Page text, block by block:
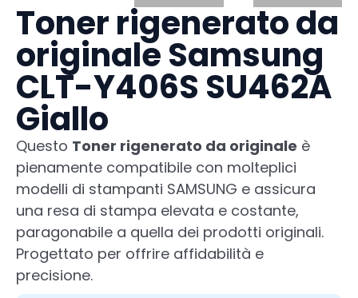
Toner rigenerato da
originale Samsung
CLT-Y406S SU462A
Giallo
Questo Toner rigenerato da originale è
pienamente compatibile con molteplici
modelli di stampanti SAMSUNG e assicura
una resa di stampa elevata e costante,
paragonabile a quella dei prodotti originali.
Progettato per offrire affidabilità e
precisione.